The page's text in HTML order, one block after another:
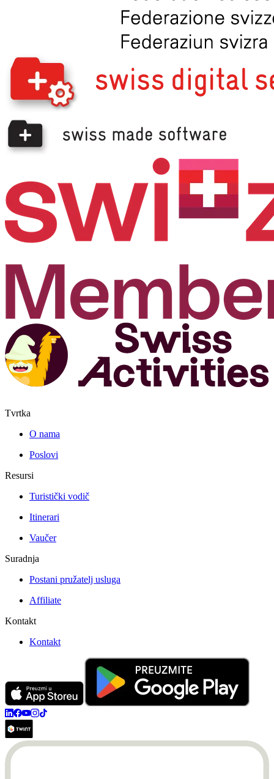
Tvrtka
O nama
Poslovi
Resursi
Turistički vodič
Itinerari
Vaučer
Suradnja
Postani pružatelj usluga
Affiliate
Kontakt
Kontakt